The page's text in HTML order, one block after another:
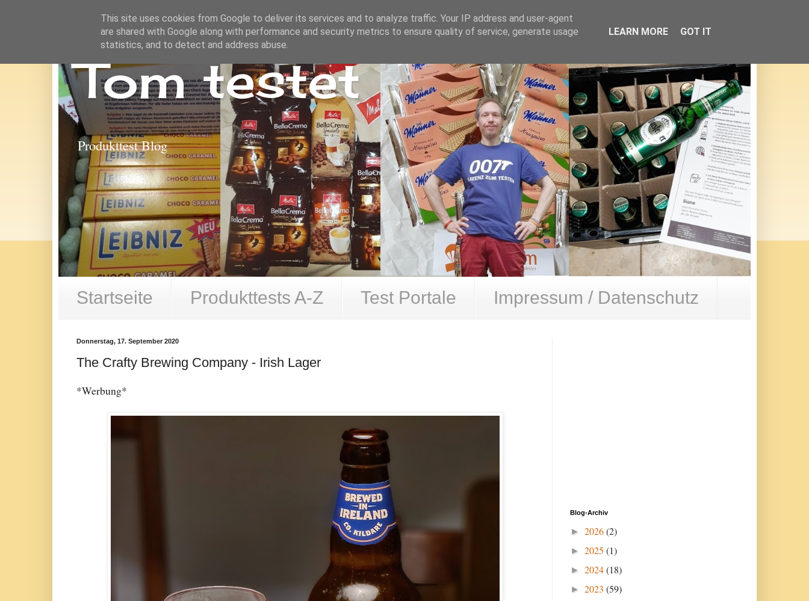
Tom testet
Produkttest Blog
Startseite Produkttests A-Z Test Portale Impressum / Datenschutz
Donnerstag, 17. September 2020
The Crafty Brewing Company - Irish Lager
*Werbung*
Blog-Archiv
► 2026(2)
► 2025 (1)
► 2024(18)
► 2023 (59)
This site uses cookies from Google to deliver its services and to analyze traffic. Your IP address and user-agent
are shared with Google along with performance and security metrics to ensure quality of service, generate usage
statistics, and to detect and address abuse.
LEARN MORE GOT IT